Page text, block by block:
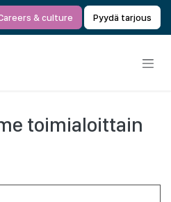
& culture Pyydä tarjous
toimialoittain